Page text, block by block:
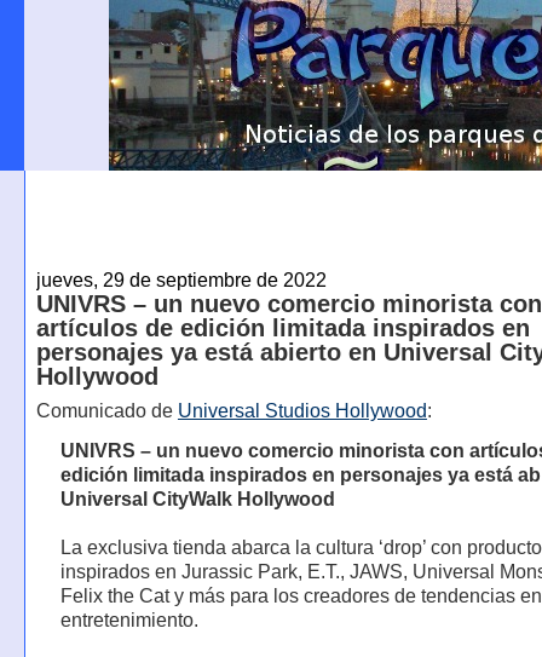
jueves, 29 de septiembre de 2022
UNIVRS – un nuevo comercio minorista con
artículos de edición limitada inspirados en
personajes ya está abierto en Universal
Hollywood
Comunicado de Universal Studios Hollywood:
UNIVRS – un nuevo comercio minorista con
edición limitada inspirados en personajes ya está
Universal CityWalk Hollywood
La exclusiva tienda abarca la cultura ‘drop’ con
inspirados en Jurassic Park, E.T., JAWS, Universal
Felix the Cat y más para los creadores de tendencias
entretenimiento.